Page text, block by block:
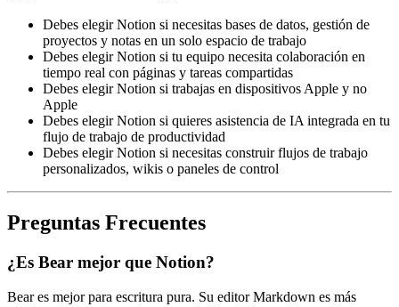
Debes elegir Notion si necesitas bases de datos, gestión de
proyectos y notas en un solo espacio de trabajo
Debes elegir Notion si tu equipo necesita colaboración en
tiempo real con páginas y tareas compartidas
Debes elegir Notion si trabajas en dispositivos Apple y no
Apple
Debes elegir Notion si quieres asistencia de IA integrada en tu
flujo de trabajo de productividad
Debes elegir Notion si necesitas construir flujos de trabajo
personalizados, wikis o paneles de control
Preguntas Frecuentes
¿Es Bear mejor que Notion?
Bear es mejor para escritura pura. Su editor Markdown es más